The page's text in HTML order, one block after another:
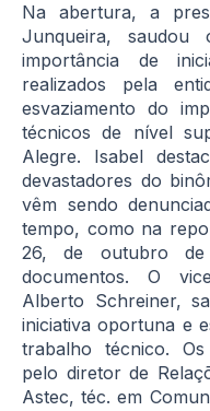
Na abertura, a
Junqueira,
importância de
realizados pela
esvaziamento do
técnicos de nível
Alegre. Isabel
devastadores do
vêm sendo
tempo, como na
26, de outubro
documentos. O
Alberto Schreiner,
iniciativa oportuna e
trabalho técnico.
pelo diretor de
Astec, téc. em